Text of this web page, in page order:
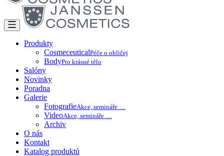
Produkty
CosmeceuticalPéče o obličej
BodyPro krásné tělo
Salóny
Novinky
Poradna
Galerie
FotografieAkce, semináře …
VideoAkce, semináře …
Archiv
O nás
Kontakt
Katalog produktů